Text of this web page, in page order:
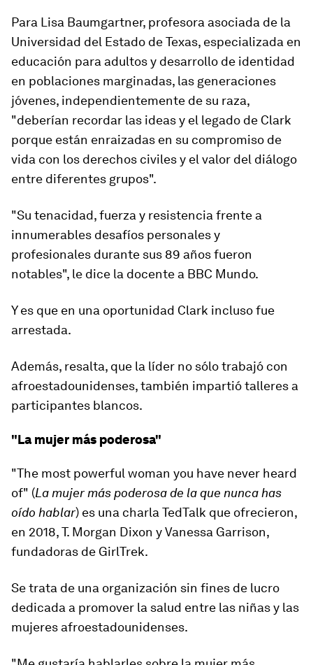
Para Lisa Baumgartner, profesora asociada de la
Universidad del Estado de Texas, especializada en
educación para adultos y desarrollo de identidad
en poblaciones marginadas, las generaciones
jóvenes, independientemente de su raza,
"deberían recordar las ideas y el legado de Clark
porque están enraizadas en su compromiso de
vida con los derechos civiles y el valor del diálogo
entre diferentes grupos".
"Su tenacidad, fuerza y ​​resistencia frente a
innumerables desafíos personales y
profesionales durante sus 89 añosfueron
notables", le dice la docente a BBC Mundo.
Y es que en una oportunidad Clark incluso fue
arrestada.
Además, resalta, que la líder no sólo trabajó con
afroestadounidenses, también impartió talleres a
participantes blancos.
"La mujer más poderosa"
"The most powerful woman you have never heard
of" (La mujer más poderosa de la que nunca has
oído hablar) es una charla TedTalk que ofrecieron,
en 2018, T. Morgan Dixon y Vanessa Garrison,
fundadoras de GirlTrek.
Se trata de una organización sin fines de lucro
dedicada a promover la salud entre las niñas y las
mujeres afroestadounidenses.